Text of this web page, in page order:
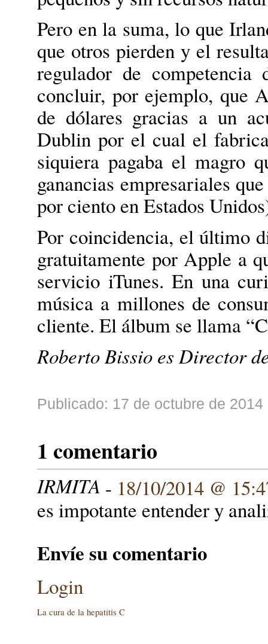
Pero en la suma, lo que
que otros pierden y el
regulador de
concluir, por ejemplo, que
de dólares gracias a un
Dublin por el cual el
siquiera pagaba el magro
ganancias empresariales
por ciento en Estados
Por coincidencia, el último
gratuitamente por Apple a
servicio iTunes. En una
música a millones de
cliente. El álbum se llama
Roberto Bissio es Director
Publicado: 17 de octubre de
1 comentario
IRMITA - 18/10/2014 @
es impotante entender y
Envíe su comentario
Login
La cura de la hepatitis C